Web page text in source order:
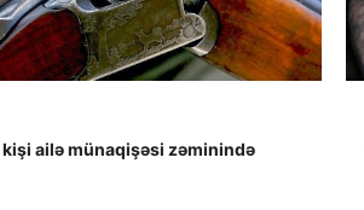
ailə münaqişəsi zəminində